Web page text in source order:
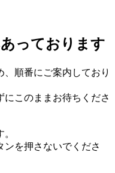
っております
順番にご案内しており
このままお待ちくださ
ンを押さないでくださ